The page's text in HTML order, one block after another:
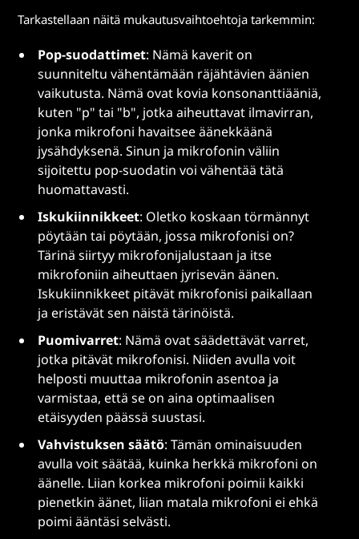
Tarkastellaan näitä mukautusvaihtoehtoja tarkemmin:
Pop-suodattimet: Nämä kaverit on
suunniteltu vähentämään räjähtävien äänien
vaikutusta. Nämä ovat kovia konsonanttiääniä,
kuten "p" tai "b", jotka aiheuttavat ilmavirran,
jonka mikrofoni havaitsee äänekkäänä
jysähdyksenä. Sinun ja mikrofonin väliin
sijoitettu pop-suodatin voi vähentää tätä
huomattavasti.
Iskukiinnikkeet: Oletko koskaan törmännyt
pöytään tai pöytään, jossa mikrofonisi on?
Tärinä siirtyy mikrofonijalustaan ja itse
mikrofoniin aiheuttaen jyrisevän äänen.
Iskukiinnikkeet pitävät mikrofonisi paikallaan
ja eristävät sen näistä tärinöistä.
Puomivarret: Nämä ovat säädettävät varret,
jotka pitävät mikrofonisi. Niiden avulla voit
helposti muuttaa mikrofonin asentoa ja
varmistaa, että se on aina optimaalisen
etäisyyden päässä suustasi.
Vahvistuksen säätö: Tämän ominaisuuden
avulla voit säätää, kuinka herkkä mikrofoni on
äänelle. Liian korkea mikrofoni poimii kaikki
pienetkin äänet, liian matala mikrofoni ei ehkä
poimi ääntäsi selvästi.